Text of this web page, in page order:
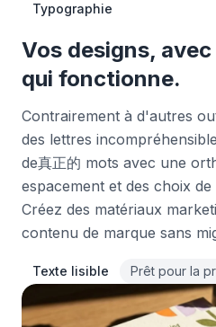
Typographie
Vos designs,
qui fonctionne.
Contrairement à d'autres
des lettres
de真正的 mots avec une
espacement et des choix
Créez des matériaux
contenu de marque sans
Texte lisible Prêt pour la